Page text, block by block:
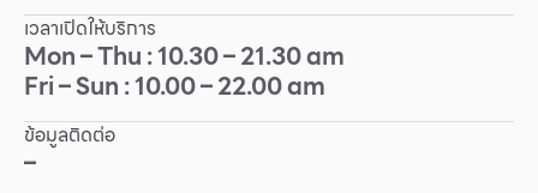
Mobile
Other
เวลาเปิดให้บริการ
Mon – Thu : 10.30 – 21.30 am
Fri – Sun : 10.00 – 22.00 am
ข้อมูลติดต่อ
–